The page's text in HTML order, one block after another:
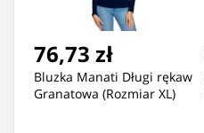
76,73 zł
Bluzka Manati Długi rękaw
Granatowa (Rozmiar XL)